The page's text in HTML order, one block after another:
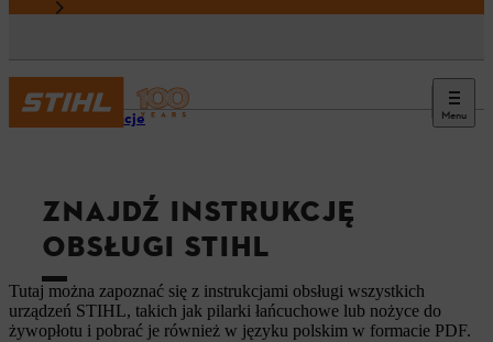
Menu
Informacje
ZNAJDŹ INSTRUKCJĘ
OBSŁUGI STIHL
Tutaj można zapoznać się z instrukcjami obsługi wszystkich
urządzeń STIHL, takich jak pilarki łańcuchowe lub nożyce do
żywopłotu i pobrać je również w języku polskim w formacie PDF.